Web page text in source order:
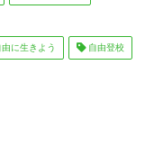
に生きよう 自由登校